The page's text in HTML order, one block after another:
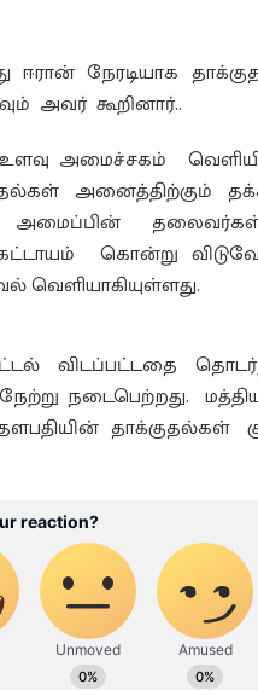
ஈரான் நேரடியாக
அவர் கூறினார்..
அமைச்சகம்
அனைத்திற்கும்
அமைப்பின்
கொன்று
வெளியாகியுள்ளது.
விடப்பட்டதை
நடைபெற்றது. மத்திய